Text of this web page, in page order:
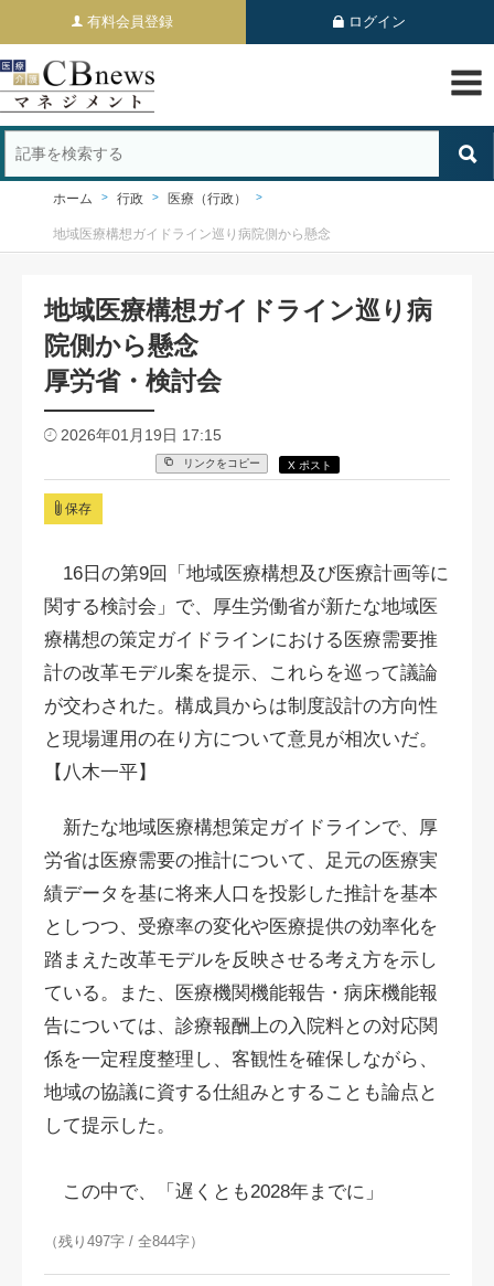
有料会員登録 ログイン
ホーム 行政 医療（行政）
地域医療構想ガイドライン巡り病院側から懸念
地域医療構想ガイドライン巡り病
院側から懸念
厚労省・検討会
2026年01月19日 17:15
リンクをコピー X ポスト
保存
16日の第9回「地域医療構想及び医療計画等に
関する検討会」で、厚生労働省が新たな地域医
療構想の策定ガイドラインにおける医療需要推
計の改革モデル案を提示、これらを巡って議論
が交わされた。構成員からは制度設計の方向性
と現場運用の在り方について意見が相次いだ。
【八木一平】
新たな地域医療構想策定ガイドラインで、厚
労省は医療需要の推計について、足元の医療実
績データを基に将来人口を投影した推計を基本
としつつ、受療率の変化や医療提供の効率化を
踏まえた改革モデルを反映させる考え方を示し
ている。また、医療機関機能報告・病床機能報
告については、診療報酬上の入院料との対応関
係を一定程度整理し、客観性を確保しながら、
地域の協議に資する仕組みとすることも論点と
して提示した。
この中で、「遅くとも2028年までに」
（残り497字 / 全844字）